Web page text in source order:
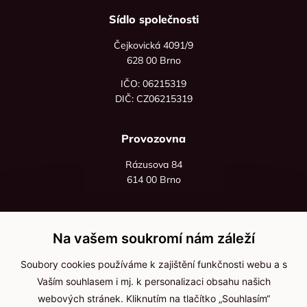
Sídlo společnosti
Čejkovická 4091/9
628 00 Brno
IČO: 06215319
DIČ: CZ06215319
Provozovna
Rázusova 84
614 00 Brno
+420 736 535 066
Po - pá: 8:00 - 16:00
info@jma-kam.cz
Na vašem soukromí nám záleží
Soubory cookies používáme k zajištění funkčnosti webu a s
Vaším souhlasem i mj. k personalizaci obsahu našich
webových stránek. Kliknutím na tlačítko „Souhlasím“